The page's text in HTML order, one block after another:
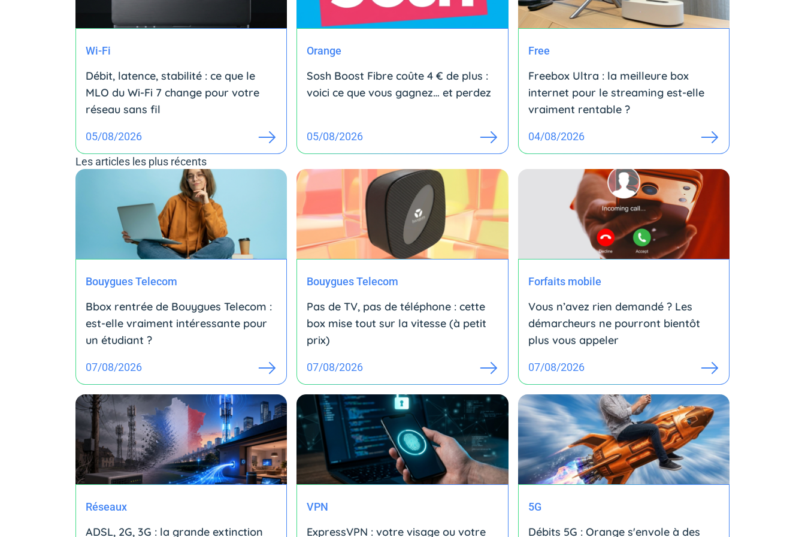
Wi-Fi
Débit, latence, stabilité : ce que le
MLO du Wi-Fi 7 change pour votre
réseau sans fil
05/08/2026
Orange
Sosh Boost Fibre coûte 4 € de plus :
voici ce que vous gagnez… et perdez
05/08/2026
Free
Freebox Ultra : la meilleure box
internet pour le streaming est-elle
vraiment rentable ?
04/08/2026
Les articles les plus récents
Bouygues Telecom
Bbox rentrée de Bouygues Telecom :
est-elle vraiment intéressante pour
un étudiant ?
07/08/2026
Bouygues Telecom
Pas de TV, pas de téléphone : cette
box mise tout sur la vitesse (à petit
prix)
07/08/2026
Forfaits mobile
Vous n’avez rien demandé ? Les
démarcheurs ne pourront bientôt
plus vous appeler
07/08/2026
Réseaux
ADSL, 2G, 3G : la grande extinction
VPN
ExpressVPN : votre visage ou votre
5G
Débits 5G : Orange s'envole à des